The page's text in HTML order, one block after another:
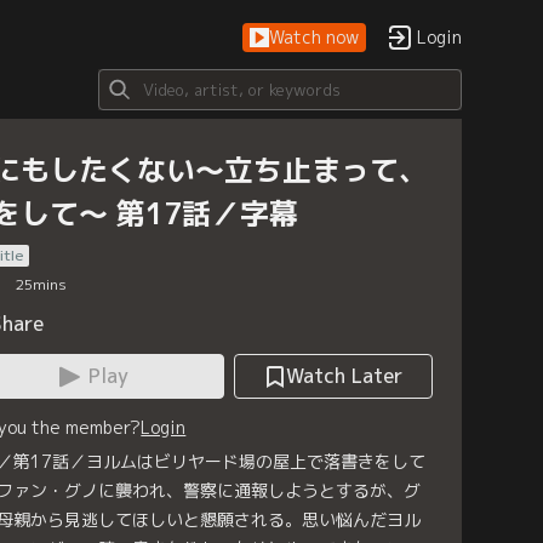
Watch now Login
もしたくない～立ち止まって、
して～ 第17話／字幕
25mins
Play
Watch Later
the member?Login
第17話／ヨルムはビリヤード場の屋上で落書きをして
ァン・グノに襲われ、警察に通報しようとするが、グ
親から見逃してほしいと懇願される。思い悩んだヨル